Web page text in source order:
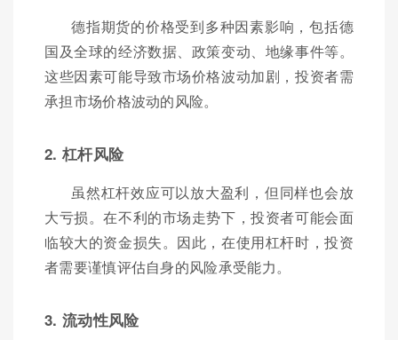
德指期货的价格受到多种因素影响，包括德
国及全球的经济数据、政策变动、地缘事件等。
这些因素可能导致市场价格波动加剧，投资者需
承担市场价格波动的风险。
2. 杠杆风险
虽然杠杆效应可以放大盈利，但同样也会放
大亏损。在不利的市场走势下，投资者可能会面
临较大的资金损失。因此，在使用杠杆时，投资
者需要谨慎评估自身的风险承受能力。
3. 流动性风险